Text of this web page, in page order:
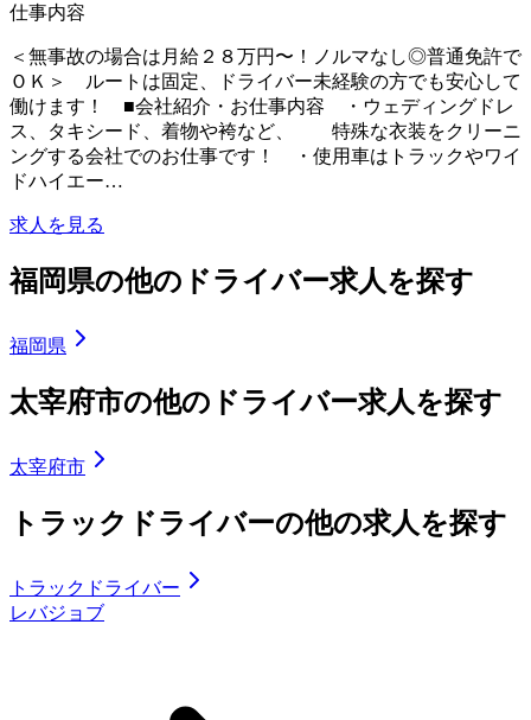
仕事内容
＜無事故の場合は月給２８万円〜！ノルマなし◎普通免許で
ＯＫ＞ ルートは固定、ドライバー未経験の方でも安心して
働けます！ ■会社紹介・お仕事内容 ・ウェディングドレ
ス、タキシード、着物や袴など、 特殊な衣装をクリーニ
ングする会社でのお仕事です！ ・使用車はトラックやワイ
ドハイエー…
求人を見る
福岡県の他のドライバー求人を探す
福岡県
太宰府市の他のドライバー求人を探す
太宰府市
トラックドライバーの他の求人を探す
トラックドライバー
レバジョブ